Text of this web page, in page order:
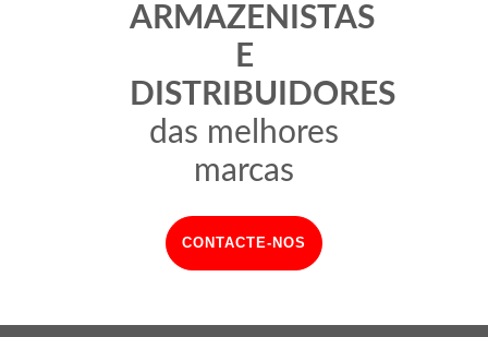
ARMAZENISTAS
E
DISTRIBUIDORES
das melhores
marcas
CONTACTE-NOS